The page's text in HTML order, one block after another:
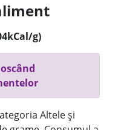
g)
Altele și